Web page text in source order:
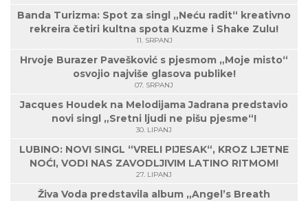
Banda Turizma: Spot za singl „Neću radit“ kreativno
rekreira četiri kultna spota Kuzme i Shake Zulu!
11. SRPANJ
Hrvoje Burazer Pavešković s pjesmom „Moje misto“
osvojio najviše glasova publike!
07. SRPANJ
Jacques Houdek na Melodijama Jadrana predstavio
novi singl „Sretni ljudi ne pišu pjesme“!
30. LIPANJ
LUBINO: NOVI SINGL “VRELI PIJESAK“, KROZ LJETNE
NOĆI, VODI NAS ZAVODLJIVIM LATINO RITMOM!
27. LIPANJ
Živa Voda predstavila album „Angel’s Breath